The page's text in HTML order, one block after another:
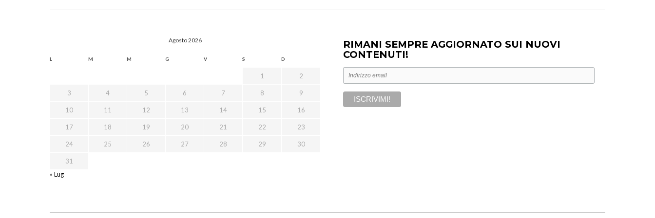
Agosto 2026
L M M G V S D
1 2
3 4 5 6 7 8 9
10 11 12 13 14 15 16
17 18 19 20 21 22 23
24 25 26 27 28 29 30
31
« Lug
RIMANI SEMPRE AGGIORNATO SUI NUOVI
CONTENUTI!